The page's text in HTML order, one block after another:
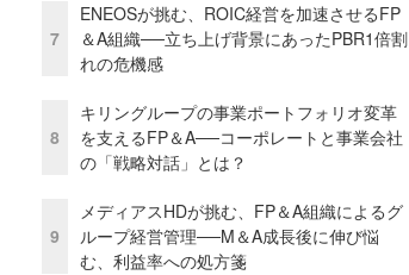
7
ENEOSが挑む、ROIC経営を加速させるFP
＆A組織──立ち上げ背景にあったPBR1倍割
れの危機感
8
キリングループの事業ポートフォリオ変革
を支えるFP＆A──コーポレートと事業会社
の「戦略対話」とは？
9
メディアスHDが挑む、FP＆A組織によるグ
ループ経営管理──M＆A成長後に伸び悩
む、利益率への処方箋